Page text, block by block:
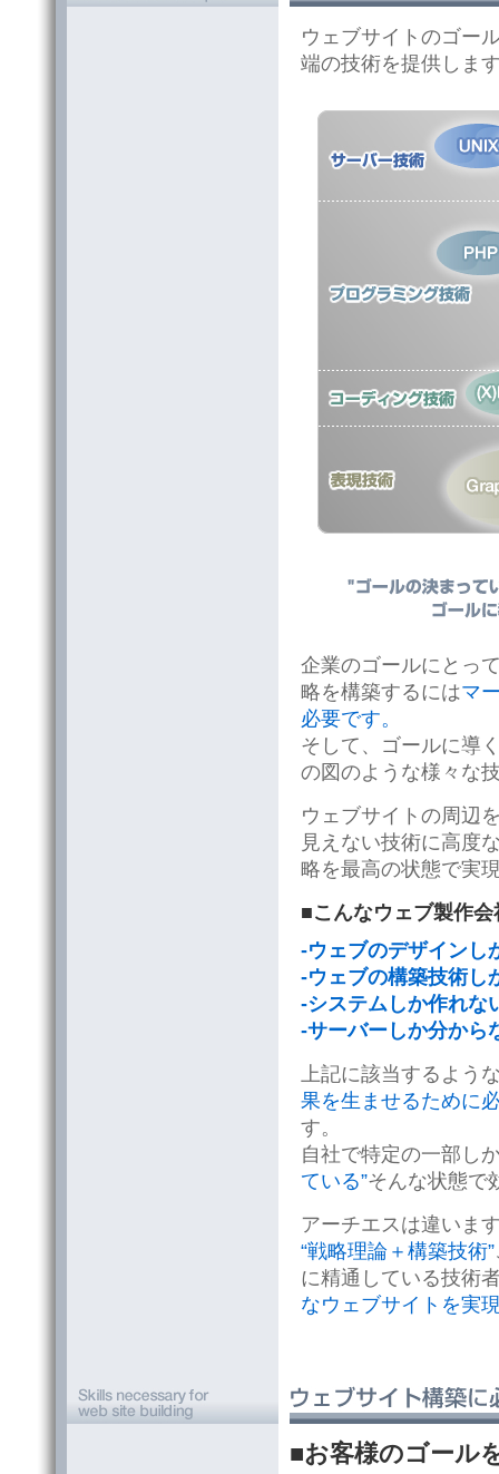
ウェブサイトのゴー
端の技術を提供しま
企業のゴールにとっ
略を構築するにはマ
必要です。
そして、ゴールに導
の図のような様々な
ウェブサイトの周辺
見えない技術に高度
略を最高の状態で実
■こんなウェブ製作
-ウェブのデザインし
-ウェブの構築技術し
-システムしか作れな
-サーバーしか分から
上記に該当するよう
果を生ませるために
す。
自社で特定の一部し
ている”そんな状態で
アーチエスは違いま
“戦略理論＋構築技術”
に精通している技術
なウェブサイトを実
■お客様のゴール